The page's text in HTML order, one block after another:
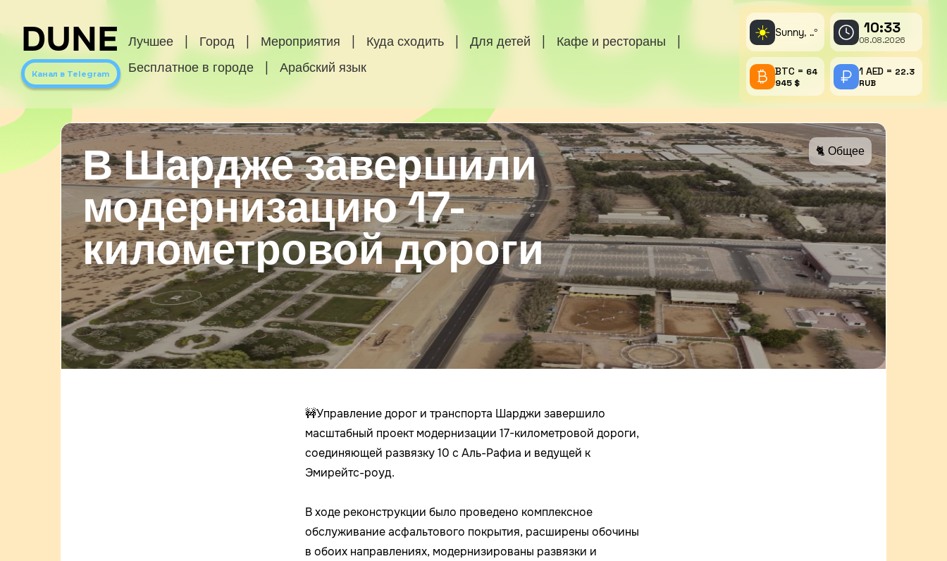
DUNE
Канал в Telegram
Лучшее Город Мероприятия Куда сходить Для детей Кафе и рестораны
Бесплатное в городе
Арабский язык
☀️ Sunny, ..° 10:33
08.08.2026
BTC = 64
945 $
1 AED = 22.3
RUB
В Шардже завершили
модернизацию 17-
километровой дороги
🐈 Общее
🚧Управление дорог и транспорта Шарджи завершило
масштабный проект модернизации 17-километровой дороги,
соединяющей развязку 10 с Аль-Рафиа и ведущей к
Эмирейтс-роуд.
В ходе реконструкции было проведено комплексное
обслуживание асфальтового покрытия, расширены обочины
в обоих направлениях, модернизированы развязки и